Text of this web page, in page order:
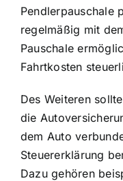
Pendlerpauschale
regelmäßig mit
Pauschale
Fahrtkosten
Des Weiteren
die
dem Auto
Steuererklärung
Dazu gehören